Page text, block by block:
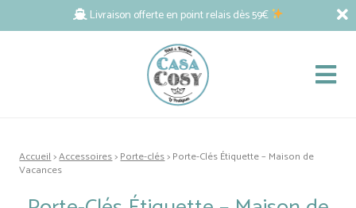
Livraison offerte en point relais dès 59€
Accueil>Accessoires>Porte-clés> Porte-Clés Étiquette – Maison de
Vacances